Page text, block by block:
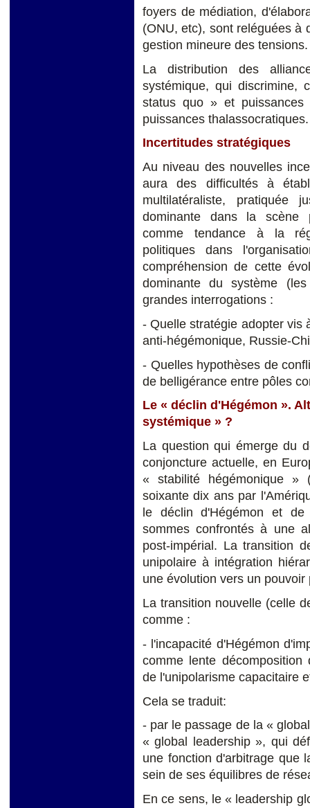
foyers de médiation,
(ONU, etc), sont reléguées à
gestion mineure des tensions.
La distribution des
systémique, qui discrimine,
status quo » et puissances
puissances thalassocratiques.
Incertitudes stratégiques
Au niveau des nouvelles
aura des difficultés à
multilatéraliste, pratiquée
dominante dans la scène
comme tendance à la
politiques dans
compréhension de cette
dominante du système
grandes interrogations :
- Quelle stratégie adopter vis
anti-hégémonique, Russie-
- Quelles hypothèses de
de belligérance entre pôles
Le « déclin d'Hégémon ».
systémique » ?
La question qui émerge du
conjoncture actuelle, en
« stabilité hégémonique »
soixante dix ans par
le déclin d'Hégémon et
sommes confrontés à une
post-impérial. La transition
unipolaire à intégration
une évolution vers un
La transition nouvelle (celle
comme :
- l'incapacité d'Hégémon
comme lente
de l'unipolarisme capacitaire
Cela se traduit:
- par le passage de la «
« global leadership », qui
une fonction d'arbitrage que
sein de ses équilibres de
En ce sens, le « leadership